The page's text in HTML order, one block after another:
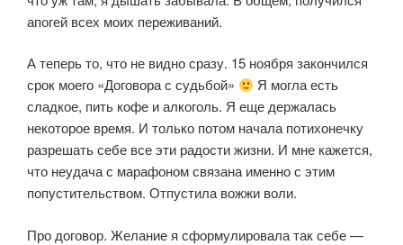
апогей всех моих переживаний.
А теперь то, что не видно сразу. 15 ноября закончился
срок моего «Договора с судьбой»
Я могла есть
сладкое, пить кофе и алкоголь. Я еще держалась
некоторое время. И только потом начала потихонечку
разрешать себе все эти радости жизни. И мне кажется,
что неудача с марафоном связана именно с этим
попустительством. Отпустила вожжи воли.
Про договор. Желание я сформулировала так себе —